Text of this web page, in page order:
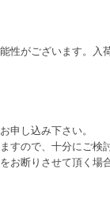
性がございます。
申し込み下さい。
すので、十分にご検
お断りさせて頂く場